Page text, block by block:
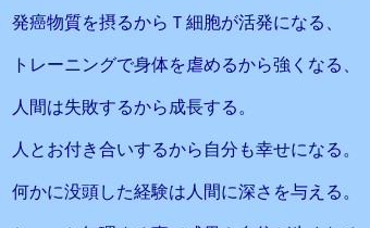
発癌物質を摂るからＴ細胞が活発になる、
トレーニングで身体を虐めるから強くなる、
人間は失敗するから成長する。
人とお付き合いするから自分も幸せになる。
何かに没頭した経験は人間に深さを与える。